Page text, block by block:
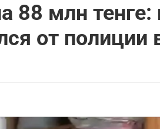
88 млн
от полиции